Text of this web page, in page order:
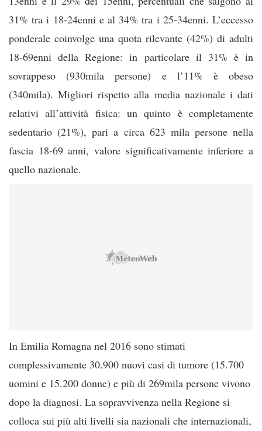
31% tra i 18-24enni e al 34% tra i 25-34enni. L’eccesso
ponderale coinvolge una quota rilevante (42%) di adulti
18-69enni della Regione: in particolare il 31% è in
sovrappeso (930mila persone) e l’11% è obeso
(340mila). Migliori rispetto alla media nazionale i dati
relativi all’attività fisica: un quinto è completamente
sedentario (21%), pari a circa 623 mila persone nella
fascia 18-69 anni, valore significativamente inferiore a
quello nazionale.
In Emilia Romagna nel 2016 sono stimati
complessivamente 30.900 nuovi casi di tumore (15.700
uomini e 15.200 donne) e più di 269mila persone vivono
dopo la diagnosi. La sopravvivenza nella Regione si
colloca sui più alti livelli sia nazionali che internazionali,